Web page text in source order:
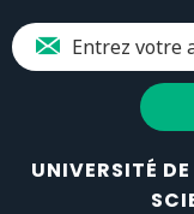
UNIVERSITÉ